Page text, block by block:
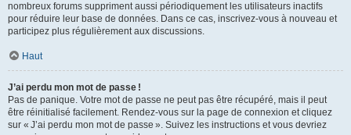
nombreux forums suppriment aussi périodiquement les utilisateurs inactifs
pour réduire leur base de données. Dans ce cas, inscrivez-vous à nouveau et
participez plus régulièrement aux discussions.
Haut
J’ai perdu mon mot de passe !
Pas de panique. Votre mot de passe ne peut pas être récupéré, mais il peut
être réinitialisé facilement. Rendez-vous sur la page de connexion et cliquez
sur « J’ai perdu mon mot de passe ». Suivez les instructions et vous devriez